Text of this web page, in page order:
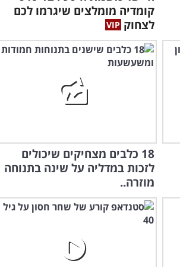
קומדיה מומלצים שיגרמו לכם
לצחוק
18 כלבים מצחיקים שיכולים
לזכות במדליה על שינה בתנוחה
מוזרה..